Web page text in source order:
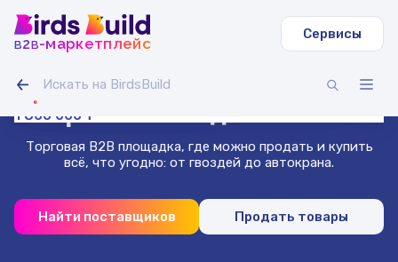
b2b-маркетплейс
Сервисы
Гусеничный экскаватор Volvo EC
54 000 000 ₸
Зерносмесь овес-горох (20 т)
1 400 000 ₸
Доска сухая строганная 40х140х3000 (1000 шт.)
500 000 ₸
Труба профильная 40х40х2 мм квадратная 3 м (500
шт)
1 800 000 ₸
Проволока нержавеющая 1.8 мм 50 м
Гибкая битумная черепица, сальса
Маркетплейс
Торговая B2B площадка, где можно продать и купить
всё, что угодно: от гвоздей до автокрана.
Найти поставщиков Продать товары